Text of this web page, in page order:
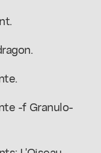
-f Granulo-